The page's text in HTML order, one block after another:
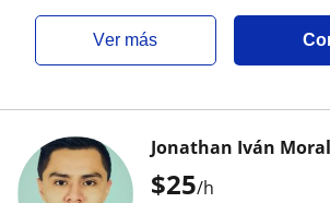
ver más
$25/h
Jonathan Iván